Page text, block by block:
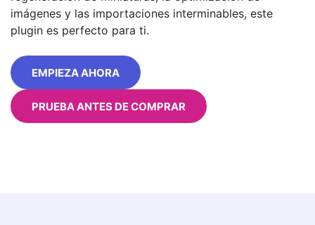
imágenes y las importaciones interminables, este
plugin es perfecto para ti.
EMPIEZA AHORA
PRUEBA ANTES DE COMPRAR